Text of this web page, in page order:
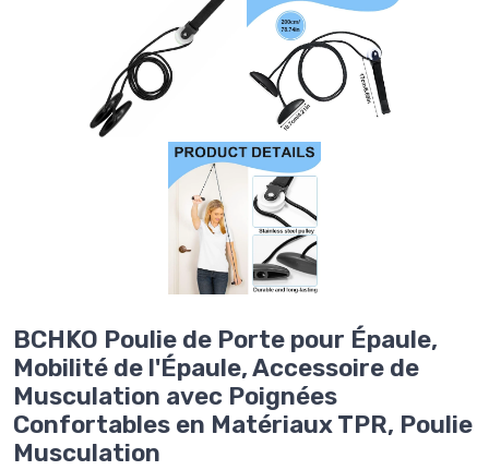
BCHKO Poulie de Porte pour Épaule,
Mobilité de l'Épaule, Accessoire de
Musculation avec Poignées
Confortables en Matériaux TPR, Poulie
Musculation